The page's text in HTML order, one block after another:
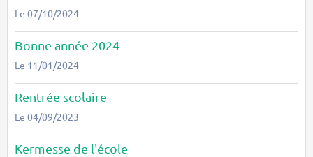
Le 07/10/2024
Bonne année 2024
Le 11/01/2024
Rentrée scolaire
Le 04/09/2023
Kermesse de l'école